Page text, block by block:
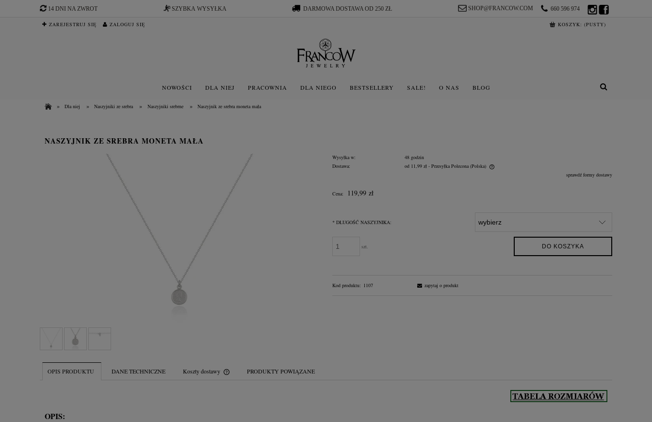
14 DNI NA ZWROT SZYBKA WYSYŁKA DARMOWA DOSTAWA OD 250 ZŁ 660 596 974
SHOP@FRANCOW.COM
ZAREJESTRUJ SIĘ ZALOGUJ SIĘ KOSZYK: (PUSTY)
NOWOŚCI DLA NIEJ PRACOWNIA DLA NIEGO BESTSELLERY SALE! O NAS BLOG
» Dla niej » Naszyjniki ze srebra » Naszyjniki srebrne » Naszyjnik ze srebra moneta mała
NASZYJNIK ZE SREBRA MONETA MAŁA
Wysyłka w:
48 godzin
Dostawa:
od 11,99 zł - Przesyłka Polecona (Polska)
płatności
sprawdź formy dostawy
Cena: 119,99 zł
* DŁUGOŚĆ NASZYJNIKA:
szt. DO KOSZYKA
Kod produktu: 1107 zapytaj o produkt
OPIS PRODUKTU DANE TECHNICZNE Koszty dostawy PRODUKTY POWIĄZANE
OPIS: